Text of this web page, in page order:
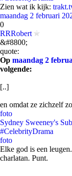
Zien wat ik kijk:
maandag 2 februari
0
RRRobert
&#8800;
quote:
Op maandag 2
volgende:
[..]
en omdat ze zichzelf
foto
Sydney Sweeney's
#CelebrityDrama
foto
Elke god is een
charlatan. Punt.